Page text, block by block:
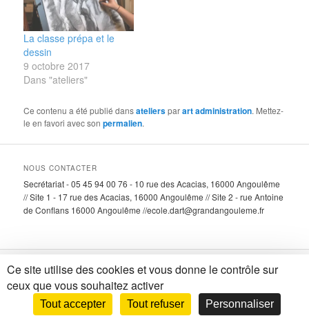
La classe prépa et le
dessin
9 octobre 2017
Dans "ateliers"
Ce contenu a été publié dansateliersparart administration. Mettez-
le en favori avec sonpermalien.
NOUS CONTACTER
Secrétariat - 05 45 94 00 76 - 10 rue des Acacias, 16000 Angoulême
// Site 1 - 17 rue des Acacias, 16000 Angoulême // Site 2 - rue Antoine
de Conflans 16000 Angoulême //ecole.dart@grandangouleme.fr
Fièrement propulsé par WordPress
Ce site utilise des cookies et vous donne le contrôle sur
ceux que vous souhaitez activer
Tout accepter Tout refuser Personnaliser